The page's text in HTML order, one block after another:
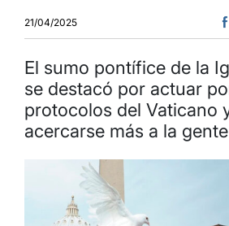
21/04/2025
El sumo pontífice de la
se destacó por actuar
protocolos del Vaticano
acercarse más a la gente